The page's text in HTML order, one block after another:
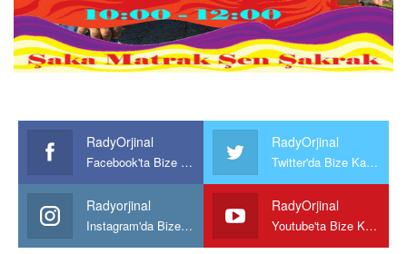
RadyOrjinal
Facebook'ta Bize Katılın
RadyOrjinal
Twitter'da Bize Katılın
Radyorjinal
Instagram'da Bize katılın
RadyOrjinal
Youtube'ta Bize Katılın